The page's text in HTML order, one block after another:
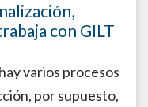
con GILT
varios procesos
por supuesto,